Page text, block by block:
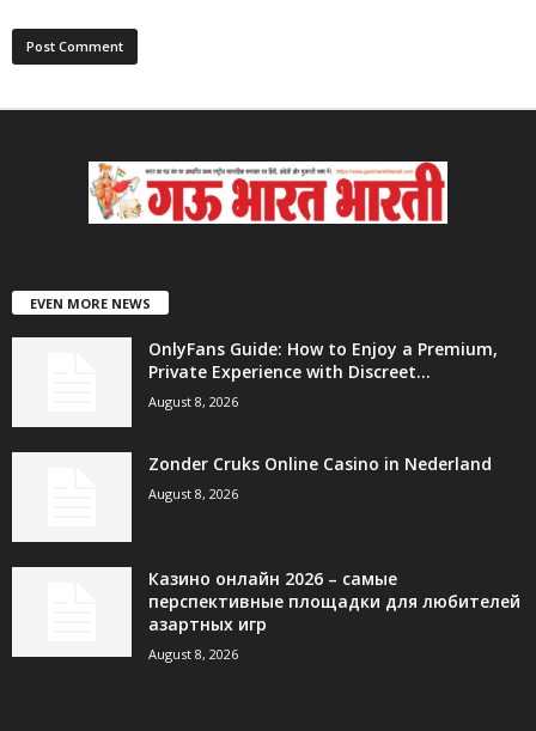
EVEN MORE NEWS
OnlyFans Guide: How to Enjoy a Premium,
Private Experience with Discreet...
August 8, 2026
Zonder Cruks Online Casino in Nederland
August 8, 2026
Казино онлайн 2026 – самые
перспективные площадки для любителей
азартных игр
August 8, 2026